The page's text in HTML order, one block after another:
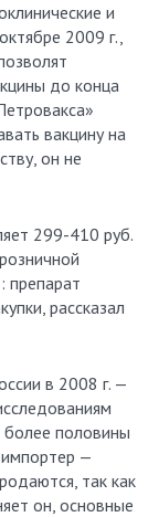
и
2009 г.,
до конца
вакцину на
он не
299-410 руб.
препарат
рассказал
в 2008 г. —
половины
—
так как
он, основные